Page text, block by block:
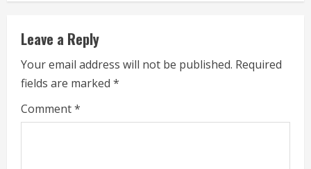
Leave a Reply
Your email address will not be published. Required
fields are marked *
Comment*